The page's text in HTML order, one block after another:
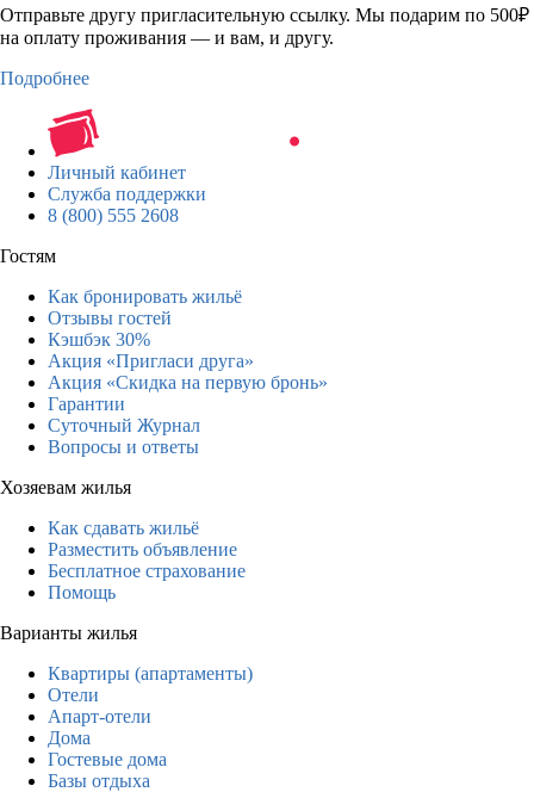
Отправьте другу пригласительную ссылку. Мы подарим по 500₽
на оплату проживания — и вам, и другу.
Подробнее
Личный кабинет
Служба поддержки
8 (800) 555 2608
Гостям
Как бронировать жильё
Отзывы гостей
Кэшбэк 30%
Акция «Пригласи друга»
Акция «Скидка на первую бронь»
Гарантии
Суточный Журнал
Вопросы и ответы
Хозяевам жилья
Как сдавать жильё
Разместить объявление
Бесплатное страхование
Помощь
Варианты жилья
Квартиры (апартаменты)
Отели
Апарт-отели
Дома
Гостевые дома
Базы отдыха